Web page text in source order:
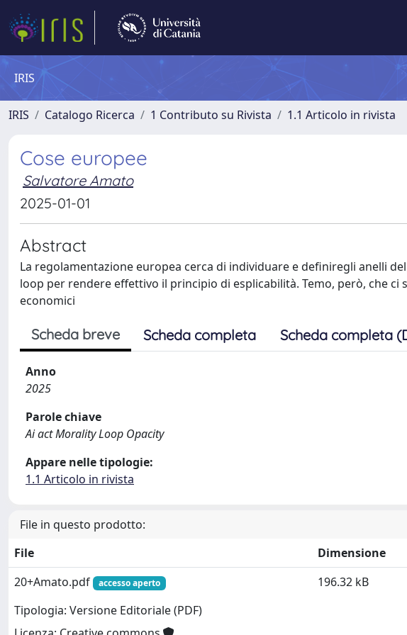
IRIS
IRIS Catalogo Ricerca 1 Contributo su Rivista 1.1 Articolo in rivista
Cose europee
Salvatore Amato
2025-01-01
Abstract
La regolamentazione europea cerca di individuare e definiregli anelli
loop per rendere effettivo il principio di esplicabilità. Temo, però, che
economici
Scheda breve Scheda completa Scheda completa
Anno
2025
Parole chiave
Ai act Morality Loop Opacity
Appare nelle tipologie:
1.1 Articolo in rivista
File in questo prodotto:
File
Dimensione
20+Amato.pdf
accesso aperto
Tipologia: Versione Editoriale (PDF)
196.32 kB